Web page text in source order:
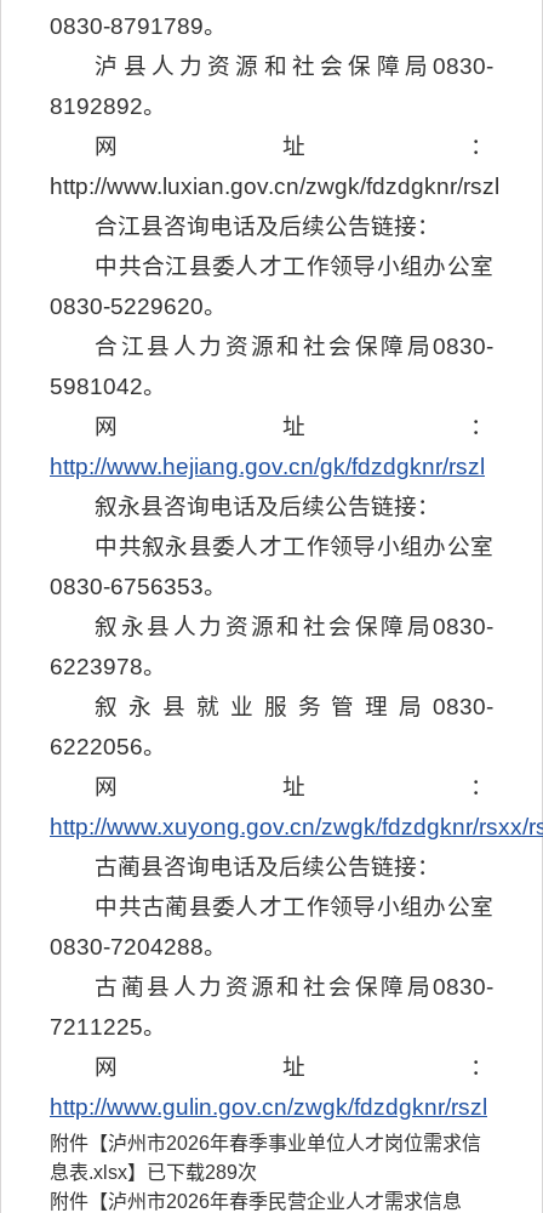
0830-8791789。
泸县人力资源和社会保障局0830-
8192892。
网址：
http://www.luxian.gov.cn/zwgk/fdzdgknr/rszl
合江县咨询电话及后续公告链接：
中共合江县委人才工作领导小组办公室
0830-5229620。
合江县人力资源和社会保障局0830-
5981042。
网址：
http://www.hejiang.gov.cn/gk/fdzdgknr/rszl
叙永县咨询电话及后续公告链接：
中共叙永县委人才工作领导小组办公室
0830-6756353。
叙永县人力资源和社会保障局0830-
6223978。
叙永县就业服务管理局0830-
6222056。
网址：
http://www.xuyong.gov.cn/zwgk/fdzdgknr/rsxx/
古蔺县咨询电话及后续公告链接：
中共古蔺县委人才工作领导小组办公室
0830-7204288。
古蔺县人力资源和社会保障局0830-
7211225。
网址：
http://www.gulin.gov.cn/zwgk/fdzdgknr/rszl
附件【泸州市2026年春季事业单位人才岗位需求信
息表.xlsx】已下载289次
附件【泸州市2026年春季民营企业人才需求信息